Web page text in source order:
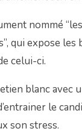
nommé
qui expose les
celui-ci.
blanc avec
le
son stress.